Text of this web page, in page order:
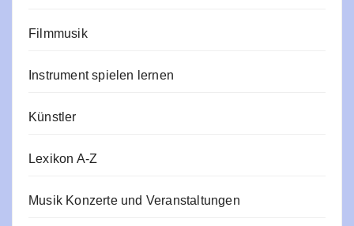
Filmmusik
Instrument spielen lernen
Künstler
Lexikon A-Z
Musik Konzerte und Veranstaltungen